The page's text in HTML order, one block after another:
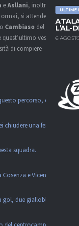
ULTIME
L’AL-
6
eAsllani, inoltre,
si attende solo
Cambiaso del
quest’ultimo vesta di
di compiere
percorso, ora si
una ferita.
squadra.
e Vicenza per
due gialloblù: